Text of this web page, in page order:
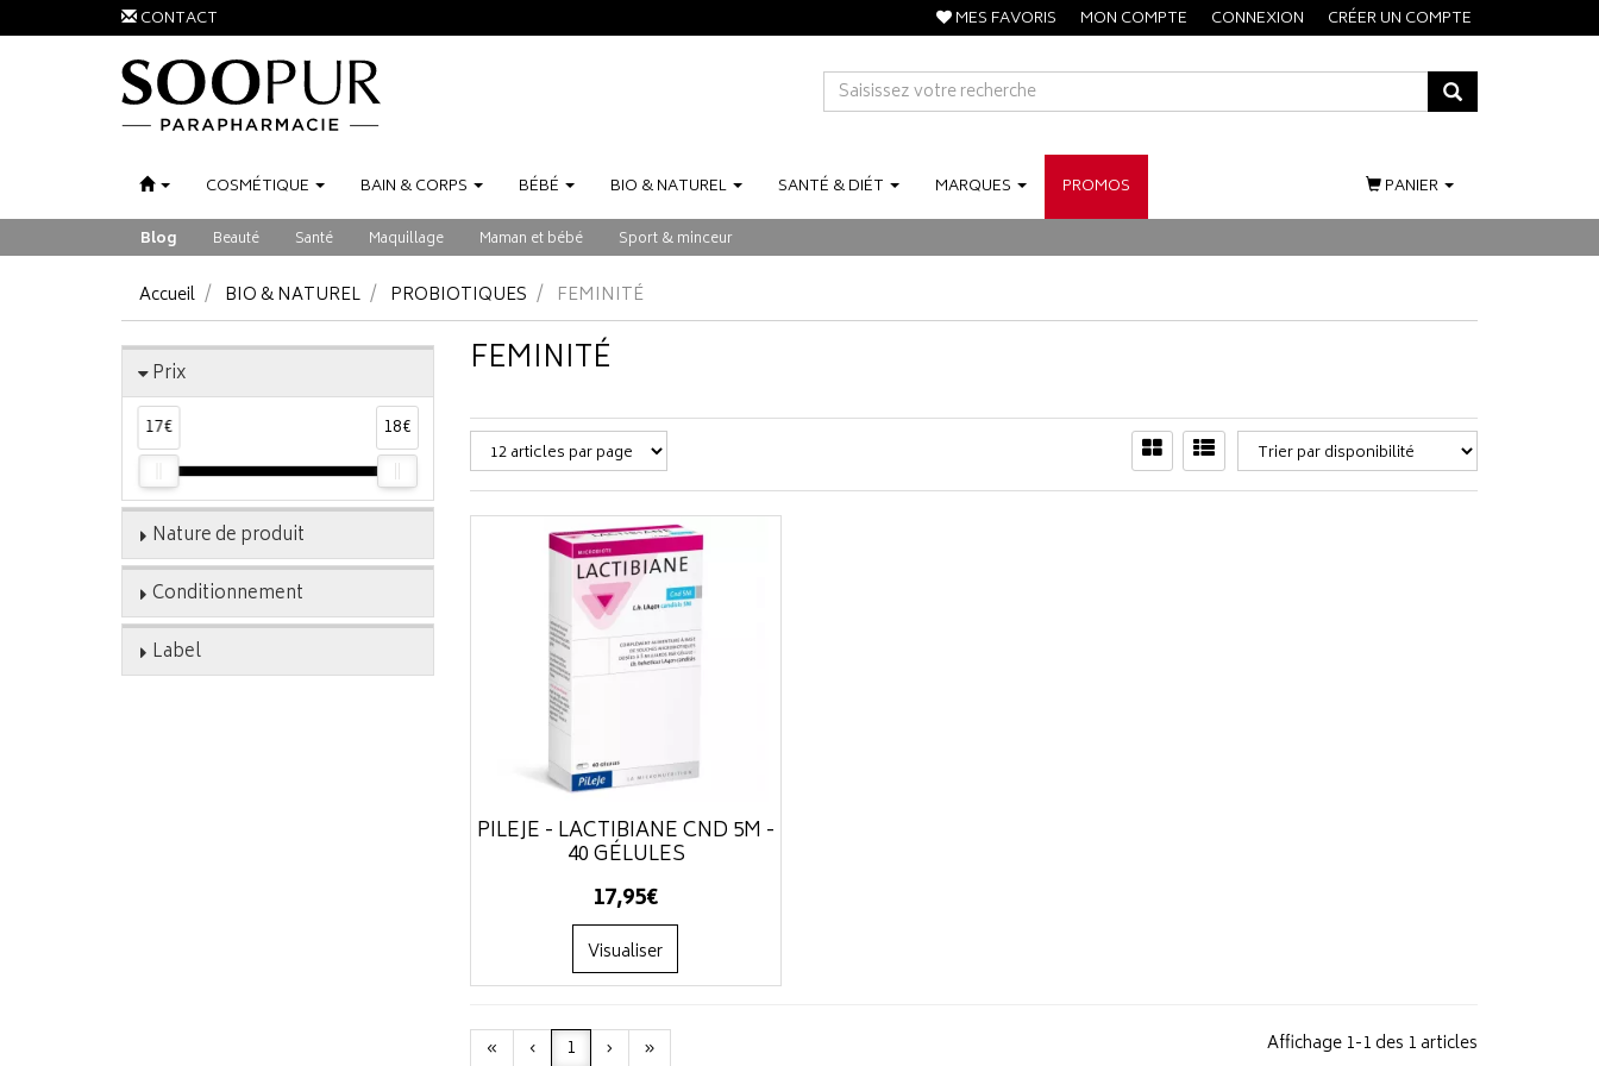
CONTACT MES FAVORIS MON COMPTE CONNEXION CRÉER UN COMPTE
COSMÉTIQUE BAIN &CORPS BÉBÉ BIO &NATUREL SANTÉ &DIÉT MARQUES PROMOS
Blog Beauté Santé Maquillage Maman et bébé Sport & minceur
PANIER
Accueil BIO & NATUREL PROBIOTIQUES FEMINITÉ
Prix
17€ 18€
Nature de produit
Conditionnement
Label
FEMINITÉ
PILEJE - LACTIBIANE CND 5M -
40 GÉLULES
17,95€
Visualiser
« ‹ 1 › » Affichage 1-1 des 1 articles